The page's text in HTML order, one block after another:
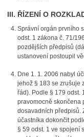
III. ŘÍZENÍ O
Správní orgán prvního
odst. 1 zákona č. 71/
pozdějších předpisů
ustanovení postoupil
Dne 1. 1. 2006 nabyl
jehož § 183 se zrušuje
řád). Podle § 179 odst.
pravomocně skončena
dosavadních předpisů.
účastníka dokončit
§ 59 odst. 1 ve spojení